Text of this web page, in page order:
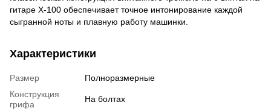
гитаре X-100 обеспечивает точное интонирование каждой
сыгранной ноты и плавную работу машинки.
Характеристики
Размер
Полноразмерные
Конструкция
грифа
На болтах